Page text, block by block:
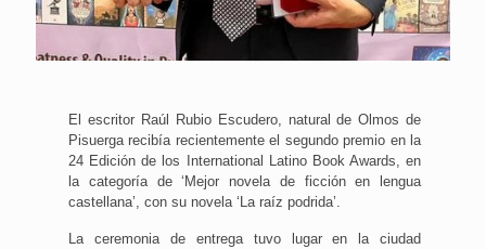
El escritor Raúl Rubio Escudero, natural de Olmos de
Pisuerga recibía recientemente el segundo premio en la
24 Edición de los International Latino Book Awards, en
la categoría de ‘Mejor novela de ficción en lengua
castellana’, con su novela ‘La raíz podrida’.
La ceremonia de entrega tuvo lugar en la ciudad